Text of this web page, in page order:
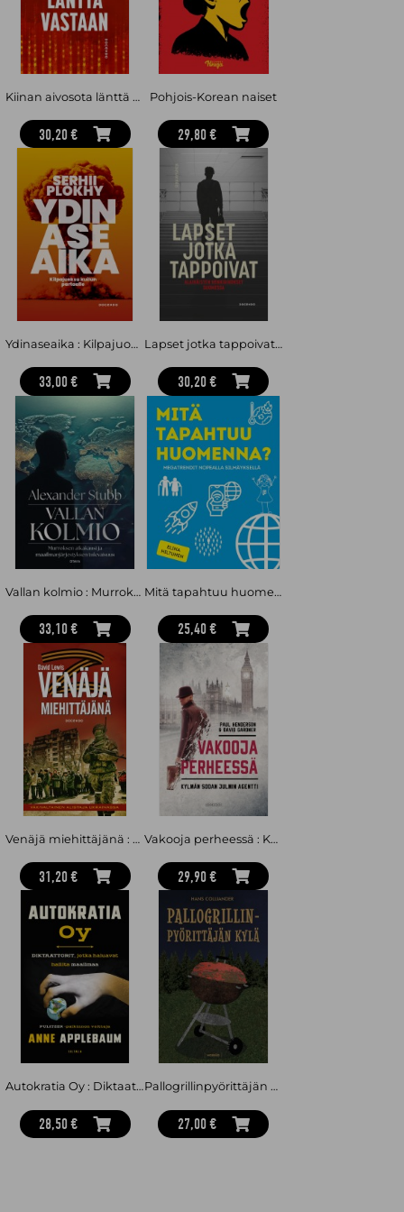
Kiinan aivosota länttä vastaan
30,20 €
Pohjois-Korean naiset
29,80 €
Ydinaseaika : Kilpajuoksu kuilun partaalle
33,00 €
Lapset jotka tappoivat : Alaikäisten henkirikokset Suomessa
30,20 €
Vallan kolmio : Murroksen aikakausi ja maailmanjärjestyksen tulevaisuus
33,10 €
Mitä tapahtuu huomenna? – Megatrendit nopealla silmäyksellä
25,40 €
Venäjä miehittäjänä : Väkivaltainen alistaja Ukrainassa
31,20 €
Vakooja perheessä : Kylmän sodan julmin agentti
29,90 €
Autokratia Oy : Diktaattorit, jotka haluavat hallita maailmaa
28,50 €
Pallogrillinpyörittäjän kylä : matkalla maaseudulla
27,00 €